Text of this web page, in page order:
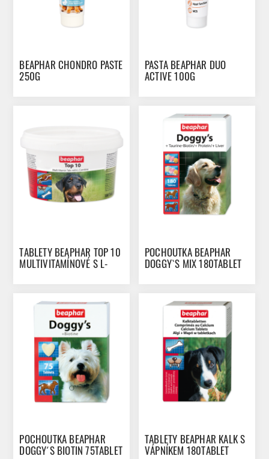
BEAPHAR CHONDRO PASTE
250G
PASTA BEAPHAR DUO
ACTIVE 100G
TABLETY BEAPHAR TOP 10
MULTIVITAMÍNOVÉ S L-
POCHOUTKA BEAPHAR
DOGGY`S MIX 180TABLET
POCHOUTKA BEAPHAR
DOGGY´S BIOTIN 75TABLET
TABLETY BEAPHAR KALK S
VÁPNÍKEM 180TABLET